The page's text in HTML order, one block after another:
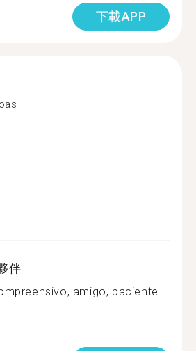
下載APP
伴
amigo, paciente...